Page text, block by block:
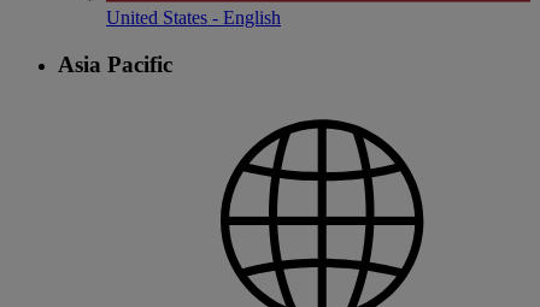
United States - English
Asia Pacific